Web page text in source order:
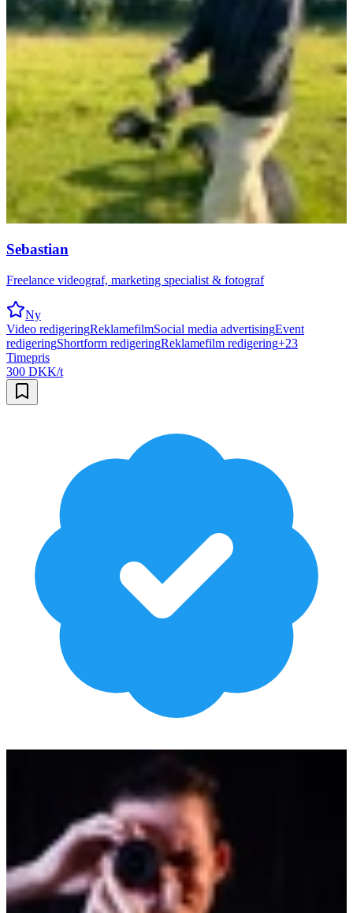
Sebastian
Freelance videograf, marketing specialist & fotograf
Ny
Video redigeringReklamefilmSocial media advertisingEvent
redigeringShortform redigeringReklamefilm redigering+23
Timepris
300 DKK/t